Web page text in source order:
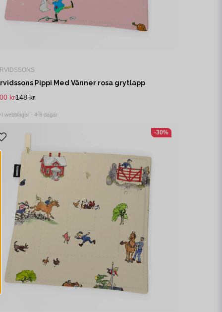
Pippi Med Vänner rosa grytlapp
148 kr
kr
I webblager - 4-8 dagar
-30%